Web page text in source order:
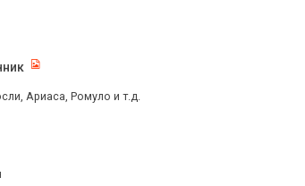
Ариаса, Ромуло и т.д.